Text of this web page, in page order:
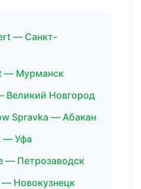
— Санкт-
— Мурманск
Великий Новгород
Spravka — Абакан
— Уфа
— Петрозаводск
Новокузнецк